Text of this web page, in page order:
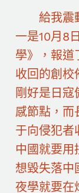
給我震
一是10月8
學》，報道
收回的創校
剛好是日寇
感節點，而
于向侵犯者
中國就要用
想毀失落中
夜學就要在